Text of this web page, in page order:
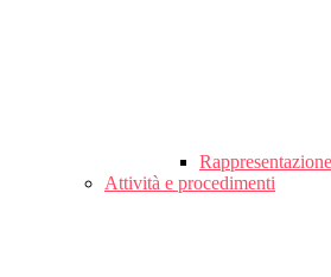
Attività e procedimenti